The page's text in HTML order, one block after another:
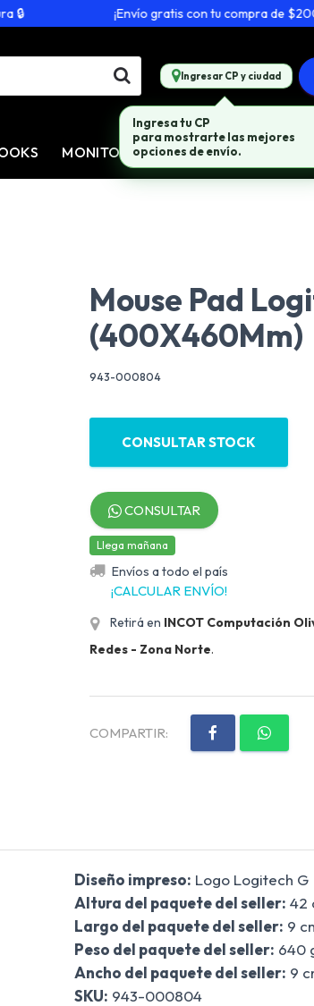
¡Envío gratis con tu compra de
Ingresar CP y ciudad
MONITORES CONECTIVIDAD
Mouse Pad
(400X460Mm)
943-000804
CONSULTAR STOCK
CONSULTAR
Llega mañana
Envíos a todo el país
¡CALCULAR ENVÍO!
Retirá en INCOT Computación
Redes - Zona Norte.
COMPARTIR:
Diseño impreso: Logo Logitech G
Altura del paquete del seller: 42
Largo del paquete del seller: 9
Peso del paquete del seller: 640
Ancho del paquete del seller: 9
SKU: 943-000804
Ingresa tu CP
para mostrarte las mejores
opciones de envío.